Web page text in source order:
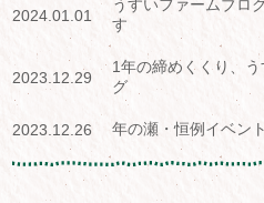
2024.01.01
うすいファームブロ
す
2023.12.29
1年の締めくくり、
グ
2023.12.26 年の瀬・恒例イベン